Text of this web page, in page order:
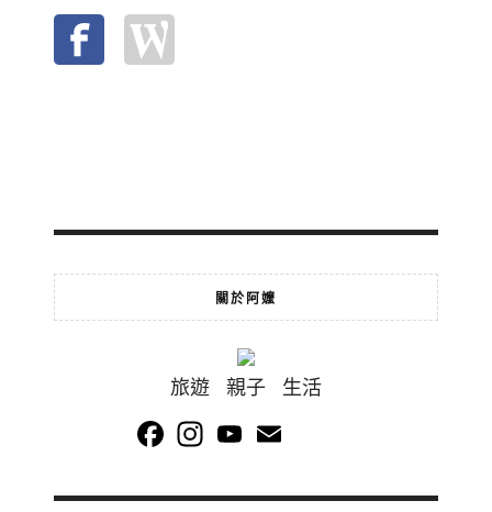
關於阿嬤
旅遊 親子 生活
FacebookInstagramYouTube
Channel